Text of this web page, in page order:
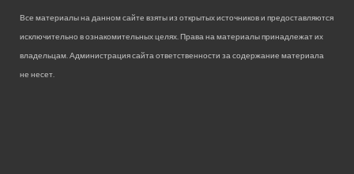
Все материалы на данном сайте взяты из открытых источников и предоставляются
исключительно в ознакомительных целях. Права на материалы принадлежат их
владельцам. Администрация сайта ответственности за содержание материала
не несет.